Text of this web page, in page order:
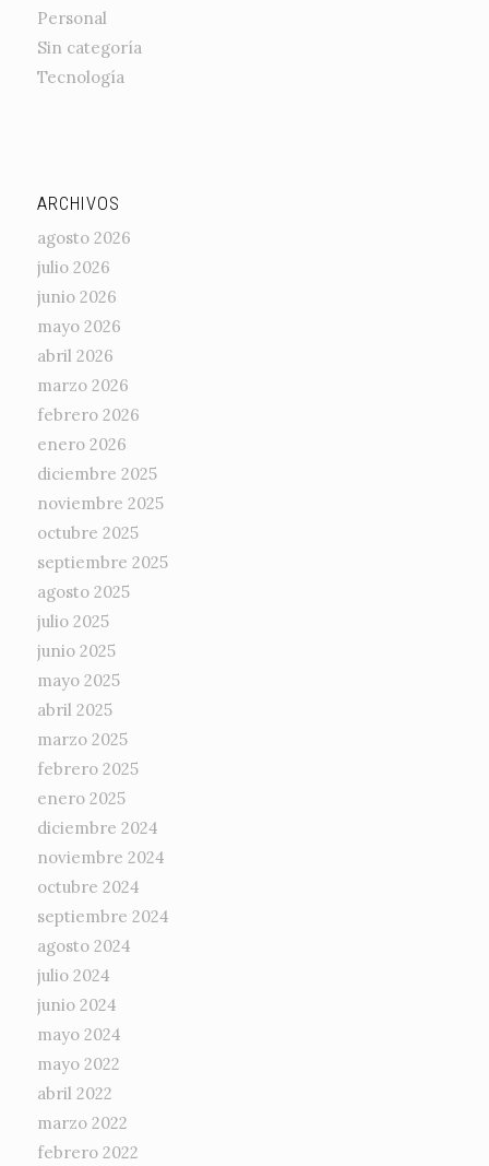
Personal
Sin categoría
Tecnología
ARCHIVOS
agosto 2026
julio 2026
junio 2026
mayo 2026
abril 2026
marzo 2026
febrero 2026
enero 2026
diciembre 2025
noviembre 2025
octubre 2025
septiembre 2025
agosto 2025
julio 2025
junio 2025
mayo 2025
abril 2025
marzo 2025
febrero 2025
enero 2025
diciembre 2024
noviembre 2024
octubre 2024
septiembre 2024
agosto 2024
julio 2024
junio 2024
mayo 2024
mayo 2022
abril 2022
marzo 2022
febrero 2022